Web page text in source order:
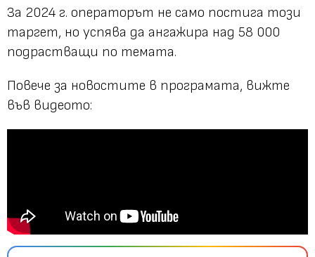
За 2024 г. операторът не само постига този
таргет, но успява да ангажира над 58 000
подрастващи по темата.
Повече за новостите в програмата, вижте
във видеото: